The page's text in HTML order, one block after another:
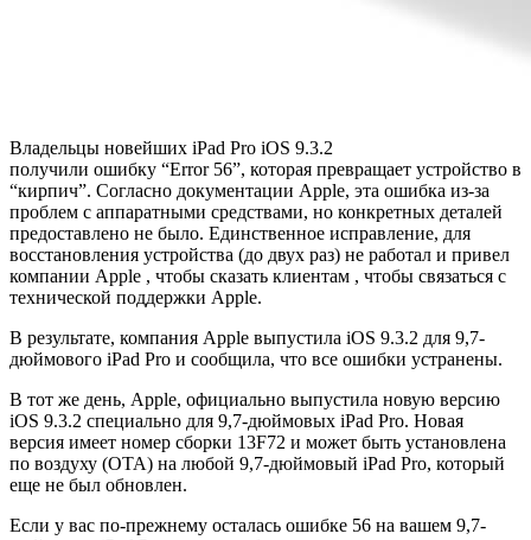
Владельцы новейших iPad Pro iOS 9.3.2
получили ошибку “Error 56”, которая превращает устройство в
“кирпич”. Согласно документации Apple, эта ошибка из-за
проблем с аппаратными средствами, но конкретных деталей
предоставлено не было. Единственное исправление, для
восстановления устройства (до двух раз) не работал и привел
компании Apple , чтобы сказать клиентам , чтобы связаться с
технической поддержки Apple.
В результате, компания Apple выпустила iOS 9.3.2 для 9,7-
дюймового iPad Pro и сообщила, что все ошибки устранены.
В тот же день, Apple, официально выпустила новую версию
iOS 9.3.2 специально для 9,7-дюймовых iPad Pro. Новая
версия имеет номер сборки 13F72 и может быть установлена
по воздуху (OTA) на любой 9,7-дюймовый iPad Pro, который
еще не был обновлен.
Если у вас по-прежнему осталась ошибке 56 на вашем 9,7-